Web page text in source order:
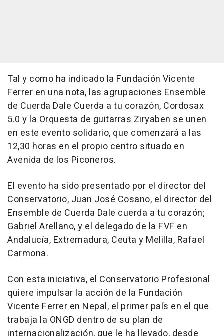
Tal y como ha indicado la Fundación Vicente
Ferrer en una nota, las agrupaciones Ensemble
de Cuerda Dale Cuerda a tu corazón, Cordosax
5.0 y la Orquesta de guitarras Ziryaben se unen
en este evento solidario, que comenzará a las
12,30 horas en el propio centro situado en
Avenida de los Piconeros.
El evento ha sido presentado por el director del
Conservatorio, Juan José Cosano, el director del
Ensemble de Cuerda Dale cuerda a tu corazón;
Gabriel Arellano, y el delegado de la FVF en
Andalucía, Extremadura, Ceuta y Melilla, Rafael
Carmona.
Con esta iniciativa, el Conservatorio Profesional
quiere impulsar la acción de la Fundación
Vicente Ferrer en Nepal, el primer país en el que
trabaja la ONGD dentro de su plan de